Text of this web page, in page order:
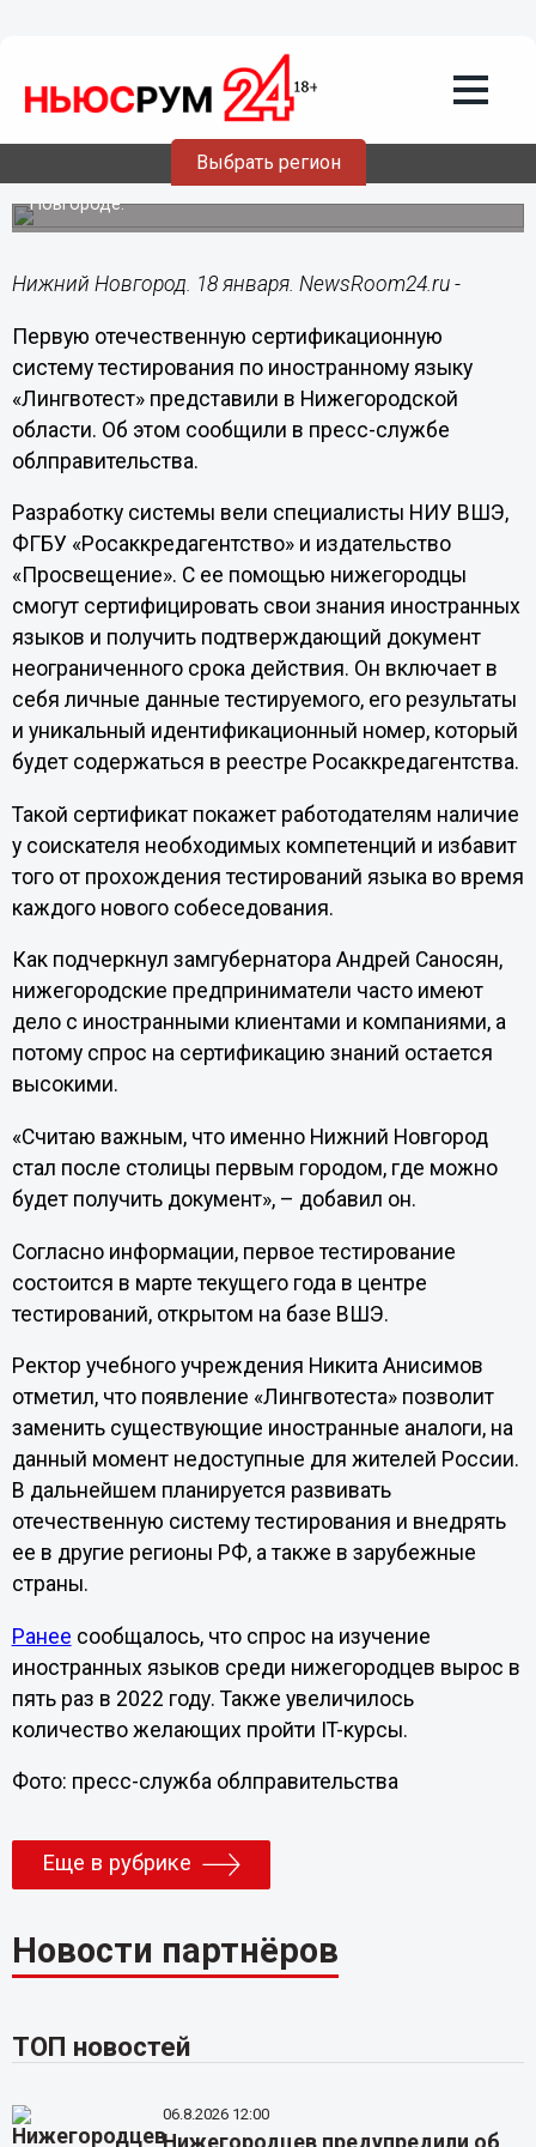
Выбрать регион
Первую в РФ систему тестирования по
иностранному языку представили в
Нижегородской области
Сертификаты будут выдавать Москве и Нижнем
Новгороде.
Нижний Новгород. 18 января. NewsRoom24.ru -
Первую отечественную сертификационную
систему тестирования по иностранному языку
«Лингвотест» представили в Нижегородской
области. Об этом сообщили в пресс-службе
облправительства.
Разработку системы вели специалисты НИУ ВШЭ,
ФГБУ «Росаккредагентство» и издательство
«Просвещение». С ее помощью нижегородцы
смогут сертифицировать свои знания иностранных
языков и получить подтверждающий документ
неограниченного срока действия. Он включает в
себя личные данные тестируемого, его результаты
и уникальный идентификационный номер, который
будет содержаться в реестре Росаккредагентства.
Такой сертификат покажет работодателям наличие
у соискателя необходимых компетенций и избавит
того от прохождения тестирований языка во время
каждого нового собеседования.
Как подчеркнул замгубернатора Андрей Саносян,
нижегородские предприниматели часто имеют
дело с иностранными клиентами и компаниями, а
потому спрос на сертификацию знаний остается
высокими.
«Считаю важным, что именно Нижний Новгород
стал после столицы первым городом, где можно
будет получить документ», – добавил он.
Согласно информации, первое тестирование
состоится в марте текущего года в центре
тестирований, открытом на базе ВШЭ.
Ректор учебного учреждения Никита Анисимов
отметил, что появление «Лингвотеста» позволит
заменить существующие иностранные аналоги, на
данный момент недоступные для жителей России.
В дальнейшем планируется развивать
отечественную систему тестирования и внедрять
ее в другие регионы РФ, а также в зарубежные
страны.
Ранее сообщалось, что спрос на изучение
иностранных языков среди нижегородцев вырос в
пять раз в 2022 году. Также увеличилось
количество желающих пройти IT-курсы.
Фото: пресс-служба облправительства
Еще в рубрике
Новости партнёров
ТОП новостей
06.8.2026 12:00